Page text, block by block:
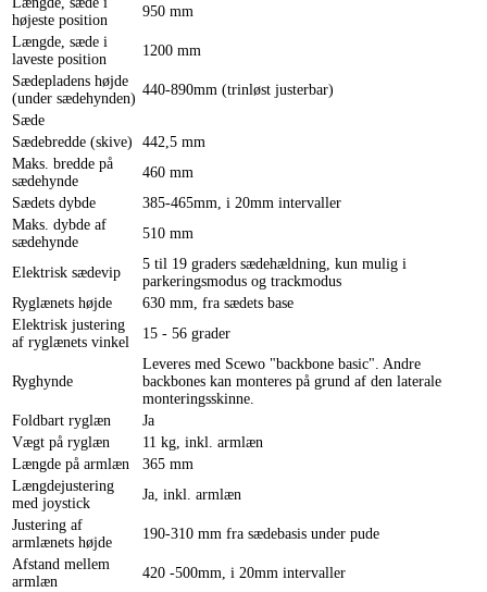
højeste position
950 mm
Længde, sæde i
laveste position
1200 mm
Sædepladens højde
(under sædehynden)
440-890mm (trinløst justerbar)
Sæde
Sædebredde (skive)
442,5 mm
Maks. bredde på
sædehynde
460 mm
Sædets dybde
385-465mm, i 20mm intervaller
Maks. dybde af
sædehynde
510 mm
Elektrisk sædevip
5 til 19 graders sædehældning, kun mulig i
parkeringsmodus og trackmodus
Ryglænets højde
630 mm, fra sædets base
Elektrisk justering
af ryglænets vinkel
15 - 56 grader
Ryghynde
Leveres med Scewo "backbone basic". Andre
backbones kan monteres på grund af den laterale
monteringsskinne.
Foldbart ryglæn
Ja
Vægt på ryglæn
11 kg, inkl. armlæn
Længde på armlæn
365 mm
Længdejustering
med joystick
Ja, inkl. armlæn
Justering af
armlænets højde
190-310 mm fra sædebasis under pude
Afstand mellem
armlæn
420 -500mm, i 20mm intervaller